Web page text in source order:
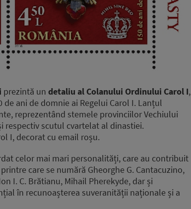
prezintă un detaliu al Colanului Ordinului Carol I,
ani de domnie ai Regelui Carol I. Lanțul
reprezentând stemele provinciilor Vechiului
respectiv scutul cvartelat al dinastiei.
I, decorat cu email roșu.
celor mai mari personalități, care au contribuit
care se numără Gheorghe G. Cantacuzino,
I. C. Brătianu, Mihail Pherekyde, dar și
în recunoașterea suveranității naționale și a